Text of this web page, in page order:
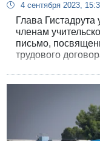
4 сентября 2023,
Глава
членам
письмо,
трудового
министерством
все еще в силе,
меры,
говорится в